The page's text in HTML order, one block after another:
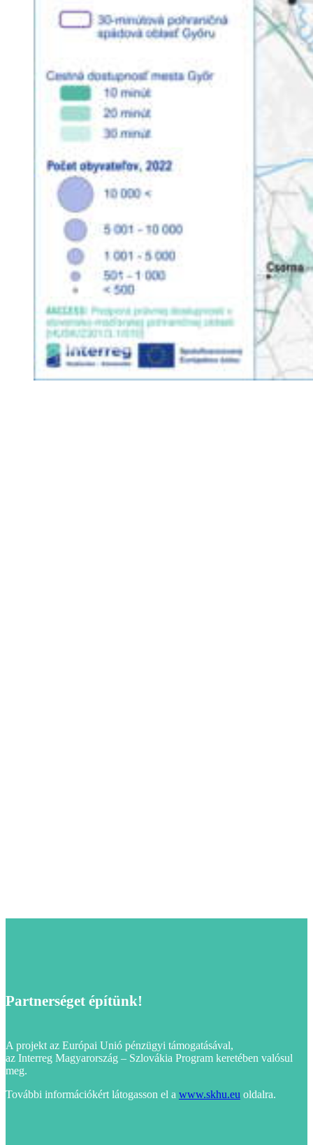
Partnerséget építünk!
A projekt az Európai Unió pénzügyi támogatásával,
az Interreg Magyarország – Szlovákia Program keretében valósul
meg.
További információkért látogasson el a www.skhu.eu oldalra.